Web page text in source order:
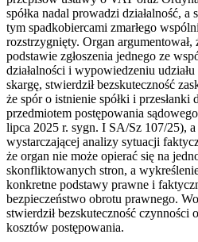
spółka nadal prowadzi działalność,
tym spadkobiercami zmarłego
rozstrzygnięty. Organ argumentował,
podstawie zgłoszenia jednego ze
działalności i wypowiedzeniu
skargę, stwierdził bezskuteczność
że spór o istnienie spółki i
przedmiotem postępowania
lipca 2025 r. sygn. I SA/Sz 107/25),
wystarczającej analizy sytuacji
że organ nie może opierać się na
skonfliktowanych stron, a
konkretne podstawy prawne i
bezpieczeństwo obrotu prawnego.
stwierdził bezskuteczność czynności
kosztów postępowania.